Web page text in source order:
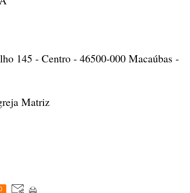
145 - Centro - 46500-000 Macaúbas -
Matriz